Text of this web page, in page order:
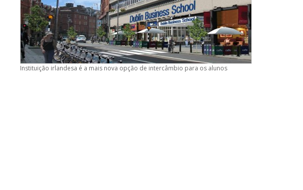
Instituição irlandesa é a mais nova opção de intercâmbio para os alunos